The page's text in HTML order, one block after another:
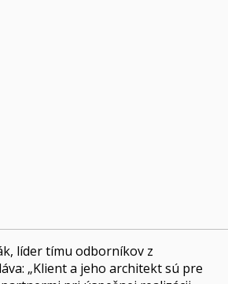
líder tímu odborníkov z
„Klient a jeho architekt sú pre